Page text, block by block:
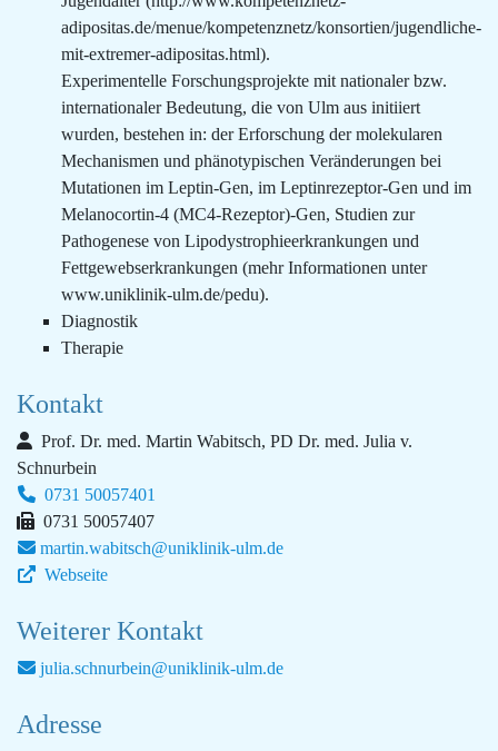
adipositas.de/menue/kompetenznetz/konsortien/jugendliche-
mit-extremer-adipositas.html).
Experimentelle Forschungsprojekte mit nationaler bzw.
internationaler Bedeutung, die von Ulm aus initiiert
wurden, bestehen in: der Erforschung der molekularen
Mechanismen und phänotypischen Veränderungen bei
Mutationen im Leptin-Gen, im Leptinrezeptor-Gen und im
Melanocortin-4 (MC4-Rezeptor)-Gen, Studien zur
Pathogenese von Lipodystrophieerkrankungen und
Fettgewebserkrankungen (mehr Informationen unter
www.uniklinik-ulm.de/pedu).
Diagnostik
Therapie
Kontakt
Prof. Dr. med. Martin Wabitsch, PD Dr. med. Julia v.
Schnurbein
0731 50057401
0731 50057407
martin.wabitsch@uniklinik-​ulm.de
Webseite
Weiterer Kontakt
julia.schnurbein@uniklinik-​ulm.de
Adresse